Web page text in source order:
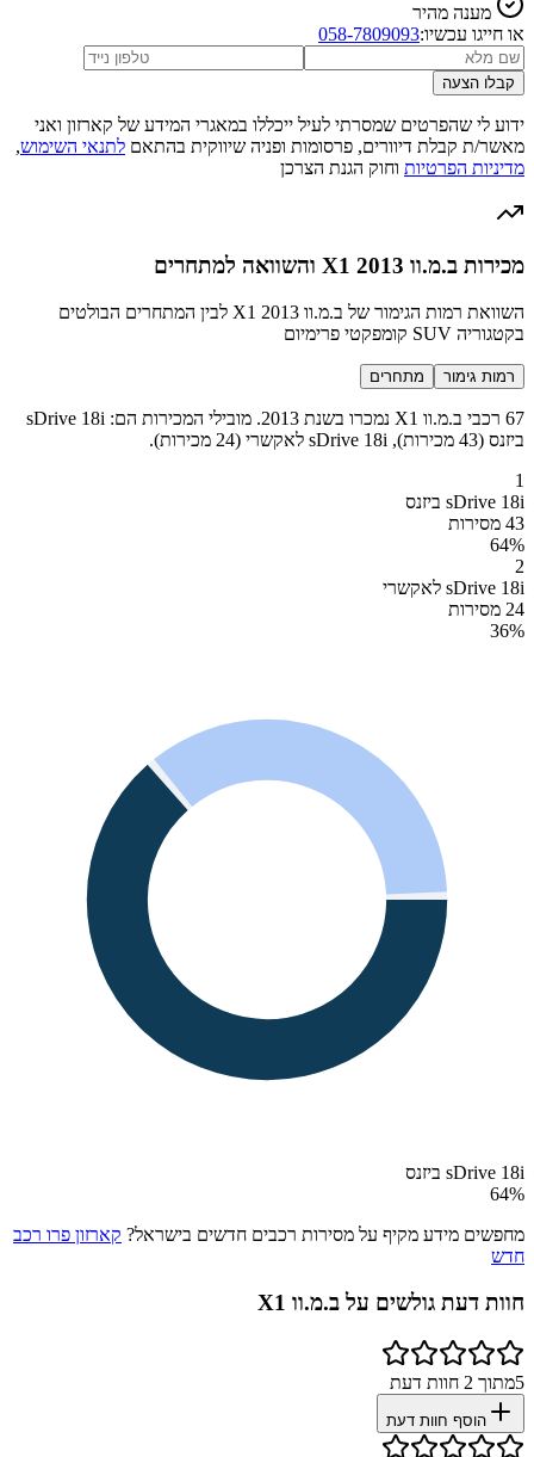
מענה מהיר
או חייגו עכשיו:058-7809093
קבלו הצעה
ידוע לי שהפרטים שמסרתי לעיל ייכללו במאגרי המידע של קארזון ואני
מאשר/ת קבלת דיוורים, פרסומות ופניה שיווקית בהתאם לתנאי השימוש,
מדיניות הפרטיות וחוק הגנת הצרכן
מכירות ב.מ.וו X1 2013 והשוואה למתחרים
השוואת רמות הגימור של ב.מ.וו X1 2013 לבין המתחרים הבולטים
בקטגוריה SUV קומפקטי פרימיום
רמות גימור מתחרים
67 רכבי ב.מ.וו X1 נמכרו בשנת 2013. מובילי המכירות הם: sDrive 18i
ביזנס (43 מכירות), sDrive 18i לאקשרי (24 מכירות).
1
sDrive 18i ביזנס
43 מסירות
64%
2
sDrive 18i לאקשרי
24 מסירות
36%
sDrive 18i ביזנס
64%
מחפשים מידע מקיף על מסירות רכבים חדשים בישראל? קארזון פרו רכב
חדש
חוות דעת גולשים על ב.מ.וו X1
5מתוך 2 חוות דעת
הוסף חוות דעת